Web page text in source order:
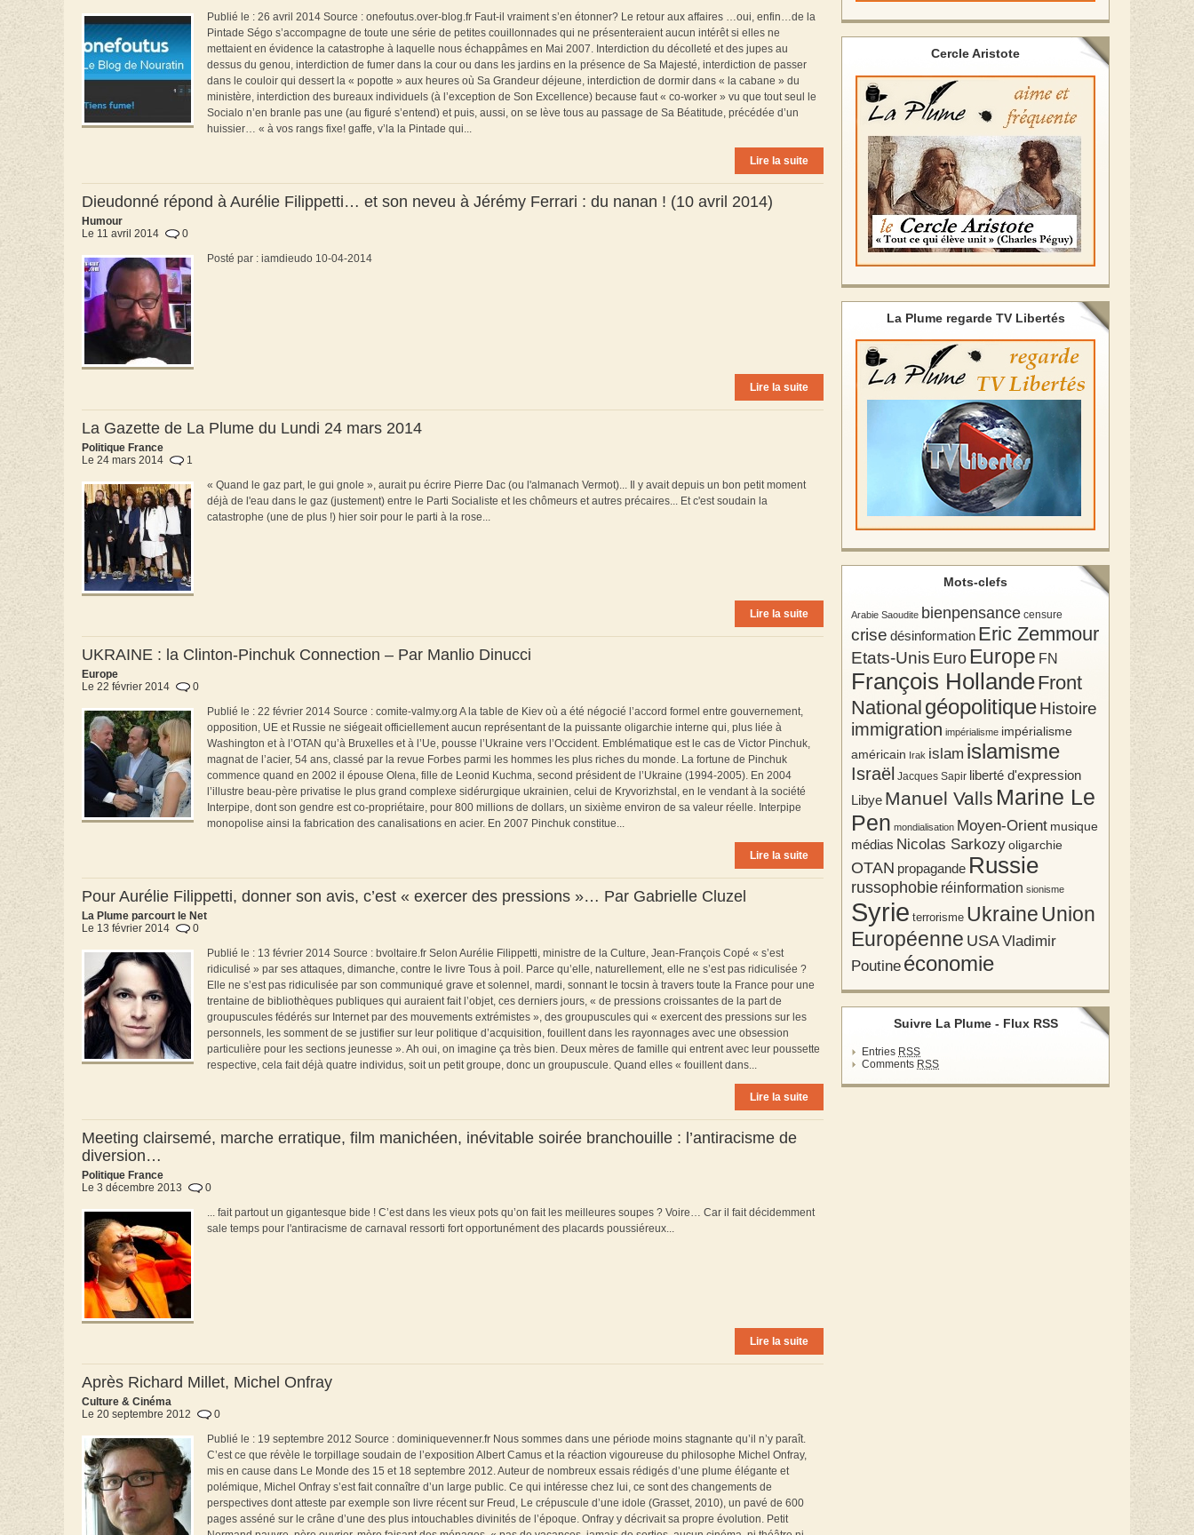
Publié le : 26 avril 2014 Source : onefoutus.over-blog.fr Faut-il vraiment s’en étonner? Le retour aux affaires …oui, enfin…de la
Pintade Ségo s’accompagne de toute une série de petites couillonnades qui ne présenteraient aucun intérêt si elles ne
mettaient en évidence la catastrophe à laquelle nous échappâmes en Mai 2007. Interdiction du décolleté et des jupes au
dessus du genou, interdiction de fumer dans la cour ou dans les jardins en la présence de Sa Majesté, interdiction de passer
dans le couloir qui dessert la « popotte » aux heures où Sa Grandeur déjeune, interdiction de dormir dans « la cabane » du
ministère, interdiction des bureaux individuels (à l’exception de Son Excellence) because faut « co-worker » vu que tout seul le
Socialo n’en branle pas une (au figuré s’entend) et puis, aussi, on se lève tous au passage de Sa Béatitude, précédée d’un
huissier… « à vos rangs fixe! gaffe, v’la la Pintade qui...
Lire la suite
Dieudonné répond à Aurélie Filippetti… et son neveu à Jérémy Ferrari : du nanan ! (10 avril 2014)
Humour
Le 11 avril 2014
0
Posté par : iamdieudo 10-04-2014
Lire la suite
La Gazette de La Plume du Lundi 24 mars 2014
Politique France
Le 24 mars 2014
1
« Quand le gaz part, le gui gnole », aurait pu écrire Pierre Dac (ou l'almanach Vermot)... Il y avait depuis un bon petit moment
déjà de l'eau dans le gaz (justement) entre le Parti Socialiste et les chômeurs et autres précaires... Et c'est soudain la
catastrophe (une de plus !) hier soir pour le parti à la rose...
Lire la suite
UKRAINE : la Clinton-Pinchuk Connection – Par Manlio Dinucci
Europe
Le 22 février 2014
0
Publié le : 22 février 2014 Source : comite-valmy.org A la table de Kiev où a été négocié l’accord formel entre gouvernement,
opposition, UE et Russie ne siégeait officiellement aucun représentant de la puissante oligarchie interne qui, plus liée à
Washington et à l’OTAN qu’à Bruxelles et à l’Ue, pousse l’Ukraine vers l’Occident. Emblématique est le cas de Victor Pinchuk,
magnat de l’acier, 54 ans, classé par la revue Forbes parmi les hommes les plus riches du monde. La fortune de Pinchuk
commence quand en 2002 il épouse Olena, fille de Leonid Kuchma, second président de l’Ukraine (1994-2005). En 2004
l’illustre beau-père privatise le plus grand complexe sidérurgique ukrainien, celui de Kryvorizhstal, en le vendant à la société
Interpipe, dont son gendre est co-propriétaire, pour 800 millions de dollars, un sixième environ de sa valeur réelle. Interpipe
monopolise ainsi la fabrication des canalisations en acier. En 2007 Pinchuk constitue...
Lire la suite
Pour Aurélie Filippetti, donner son avis, c’est « exercer des pressions »… Par Gabrielle Cluzel
La Plume parcourt le Net
Le 13 février 2014
0
Publié le : 13 février 2014 Source : bvoltaire.fr Selon Aurélie Filippetti, ministre de la Culture, Jean-François Copé « s’est
ridiculisé » par ses attaques, dimanche, contre le livre Tous à poil. Parce qu’elle, naturellement, elle ne s’est pas ridiculisée ?
Elle ne s’est pas ridiculisée par son communiqué grave et solennel, mardi, sonnant le tocsin à travers toute la France pour une
trentaine de bibliothèques publiques qui auraient fait l’objet, ces derniers jours, « de pressions croissantes de la part de
groupuscules fédérés sur Internet par des mouvements extrémistes », des groupuscules qui « exercent des pressions sur les
personnels, les somment de se justifier sur leur politique d’acquisition, fouillent dans les rayonnages avec une obsession
particulière pour les sections jeunesse ». Ah oui, on imagine ça très bien. Deux mères de famille qui entrent avec leur poussette
respective, cela fait déjà quatre individus, soit un petit groupe, donc un groupuscule. Quand elles « fouillent dans...
Lire la suite
Meeting clairsemé, marche erratique, film manichéen, inévitable soirée branchouille : l’antiracisme de
diversion…
Politique France
Le 3 décembre 2013
0
... fait partout un gigantesque bide ! C’est dans les vieux pots qu’on fait les meilleures soupes ? Voire… Car il fait décidemment
sale temps pour l'antiracisme de carnaval ressorti fort opportunément des placards poussiéreux...
Lire la suite
Après Richard Millet, Michel Onfray
Culture & Cinéma
Le 20 septembre 2012
0
Publié le : 19 septembre 2012 Source : dominiquevenner.fr Nous sommes dans une période moins stagnante qu’il n’y paraît.
C’est ce que révèle le torpillage soudain de l’exposition Albert Camus et la réaction vigoureuse du philosophe Michel Onfray,
mis en cause dans Le Monde des 15 et 18 septembre 2012. Auteur de nombreux essais rédigés d’une plume élégante et
polémique, Michel Onfray s’est fait connaître d’un large public. Ce qui intéresse chez lui, ce sont des changements de
perspectives dont atteste par exemple son livre récent sur Freud, Le crépuscule d’une idole (Grasset, 2010), un pavé de 600
pages asséné sur le crâne d’une des plus intouchables divinités de l’époque. Onfray y décrivait sa propre évolution. Petit
Cercle Aristote
La Plume regarde TV Libertés
Mots-clefs
Arabie Saoudite bienpensance censure
crise désinformation Eric Zemmour
Etats-Unis Euro Europe FN
François HollandeFront
National géopolitiqueHistoire
immigration impérialisme impérialisme
américain Irak islam islamisme
Israël Jacques Sapir liberté d'expression
Libye Manuel Valls Marine Le
Pen mondialisation Moyen-Orient musique
médias Nicolas Sarkozyoligarchie
OTAN propagande Russie
russophobie réinformation sionisme
Syrie terrorisme Ukraine Union
Européenne USAVladimir
Poutine économie
Suivre La Plume - Flux RSS
Entries RSS
Comments RSS